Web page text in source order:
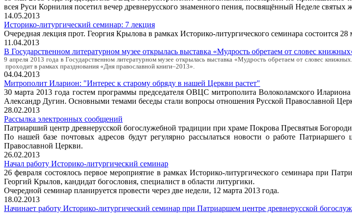
всея Руси Корнилия посетил вечер древнерусского знаменного пения, посвящённый Неделе святых
14.05.2013
Историко-литургический семинар: 7 лекция
Очередная лекция прот. Георгия Крылова в рамках Историко-литургического семинара состоится 28
11.04.2013
В Государственном литературном музее открылась выставка «Мудрость обретаем от словес
9 апреля 2013 года в Государственном литературном музее открылась выставка «Мудрость обретаем от словес
проходит в рамках празднования «Дня православной книги–2013».
04.04.2013
Митрополит Иларион: "Интерес к старому обряду в нашей Церкви растет"
30 марта 2013 года гостем программы председателя ОВЦС митрополита Волоколамского
Александр Дугин. Основными темами беседы стали вопросы отношения Русской Православной
28.02.2013
Рассылка электронных сообщений
Патриарший центр древнерусской богослужебной традиции при храме Покрова Пресвятыя
По нашей базе почтовых адресов будут регулярно рассылаться новости о работе
Православной Церкви.
26.02.2013
Начал работу Историко-литургический семинар
26 февраля состоялось первое мероприятие в рамках Историко-литургического семинара при
Георгий Крылов, кандидат богословия, специалист в области литургики.
Очередной семинар планируется провести через две недели, 12 марта 2013 года.
18.02.2013
Начинает работу Историко-литургический семинар при Патриаршем центре древнерусской